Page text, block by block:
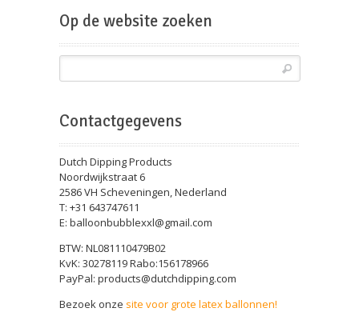
Op de website zoeken
Contactgegevens
Dutch Dipping Products
Noordwijkstraat 6
2586 VH Scheveningen, Nederland
T: +31 643747611
E: balloonbubblexxl@gmail.com
BTW: NL081110479B02
KvK: 30278119 Rabo:156178966
PayPal: products@dutchdipping.com
Bezoek onze site voor grote latex ballonnen!